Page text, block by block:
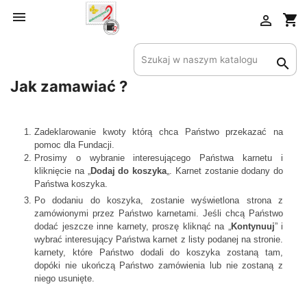
 shopping_cart


Jak zamawiać ?
Zadeklarowanie kwoty którą chca Państwo przekazać na
pomoc dla Fundacji.
Prosimy o wybranie interesującego Państwa karnetu i
kliknięcie na „Dodaj do koszyka„. Karnet zostanie dodany do
Państwa koszyka.
Po dodaniu do koszyka, zostanie wyświetlona strona z
zamówionymi przez Państwo karnetami. Jeśli chcą Państwo
dodać jeszcze inne karnety, proszę kliknąć na „Kontynuuj” i
wybrać interesujący Państwa karnet z listy podanej na stronie.
karnety, które Państwo dodali do koszyka zostaną tam,
dopóki nie ukończą Państwo zamówienia lub nie zostaną z
niego usunięte.
Utwórz listę życzeń ×
Anuluj Utwórz listę życzeń